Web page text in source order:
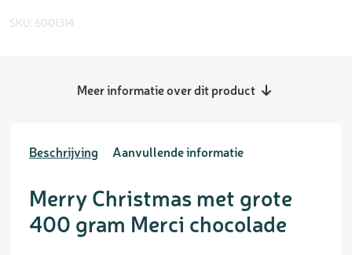
SKU: 6001314
Meer informatie over dit product
Beschrijving Aanvullende informatie
Merry Christmas met grote
400 gram Merci chocolade